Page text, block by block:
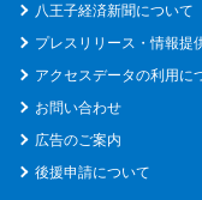
八王子経済新聞について
プレスリリース・情報提
アクセスデータの利用に
お問い合わせ
広告のご案内
後援申請について